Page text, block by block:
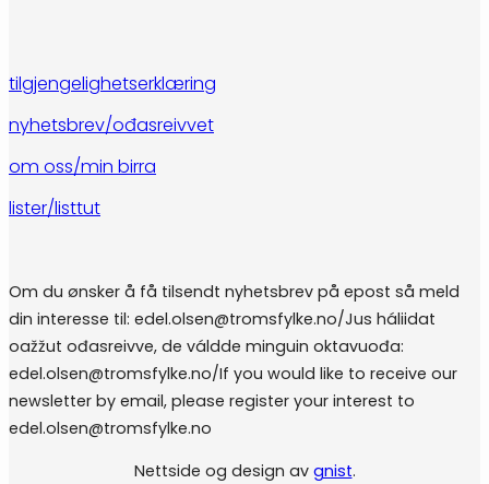
tilgjengelighetserklæring
nyhetsbrev/ođasreivvet
om oss/min birra
lister/listtut
Om du ønsker å få tilsendt nyhetsbrev på epost så meld
din interesse til: edel.olsen@tromsfylke.no/Jus háliidat
oažžut ođasreivve, de váldde minguin oktavuođa:
edel.olsen@tromsfylke.no/If you would like to receive our
newsletter by email, please register your interest to
edel.olsen@tromsfylke.no
Nettside og design av gnist.